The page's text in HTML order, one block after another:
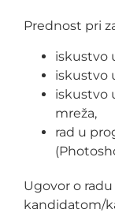
Prednost pri
iskustvo
iskustvo
iskustvo
mreža,
rad u
Ugovor o
kandidatom/